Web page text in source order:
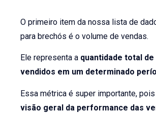
O primeiro item da nossa lista de
para brechós é o volume de vendas.
Ele representa a quantidade total
vendidos em um determinado
Essa métrica é super importante,
visão geral da performance das